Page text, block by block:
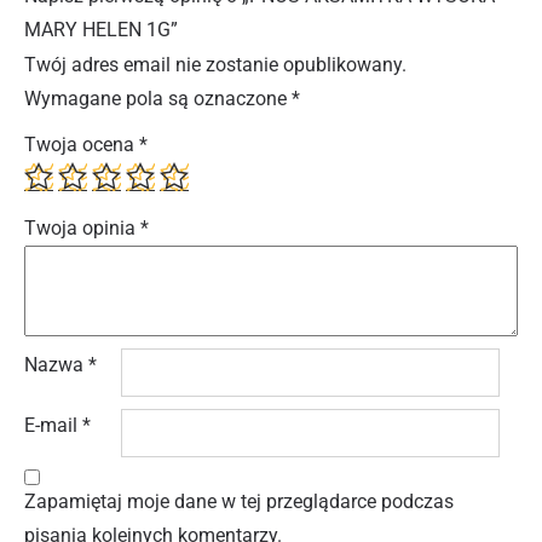
MARY HELEN 1G”
Twój adres email nie zostanie opublikowany.
Wymagane pola są oznaczone *
Twoja ocena *
Twoja opinia *
Nazwa *
E-mail *
Zapamiętaj moje dane w tej przeglądarce podczas
pisania kolejnych komentarzy.